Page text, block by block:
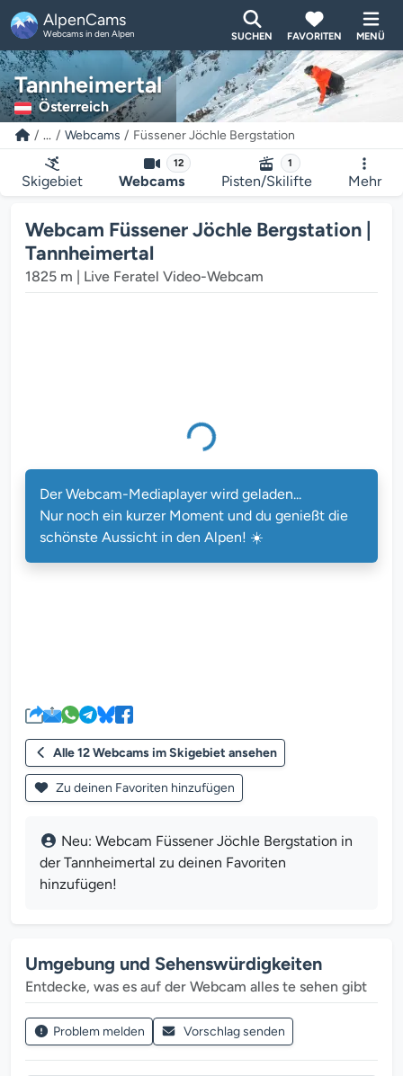
AlpenCams
Webcams in den Alpen SUCHEN FAVORITEN MENÜ
Tannheimertal
Österreich
... Webcams Füssener Jöchle Bergstation
Skigebiet
12
Webcams
1
Pisten/Skilifte Mehr
Webcam Füssener Jöchle Bergstation |
Tannheimertal
1825 m | Live Feratel Video-Webcam
Der Webcam-Mediaplayer wird geladen...
Der Webcam-Mediaplayer wird geladen...
Nur noch ein kurzer Moment und du genießt die
schönste Aussicht in den Alpen! ☀️
Alle 12 Webcams im Skigebiet ansehen
Zu deinen Favoriten hinzufügen
Neu: Webcam Füssener Jöchle Bergstation in
der Tannheimertal zu deinen Favoriten
hinzufügen!
Umgebung und Sehenswürdigkeiten
Entdecke, was es auf der Webcam alles te sehen gibt
Problem melden Vorschlag senden